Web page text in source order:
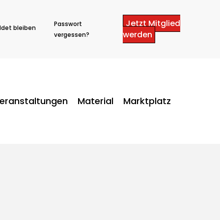
bleiben
Passwort
vergessen?
Jetzt Mitglied
werden
Material Marktplatz